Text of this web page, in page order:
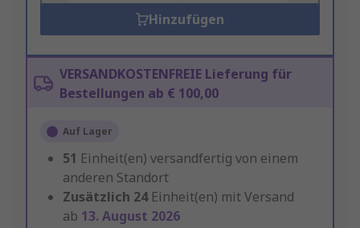
Hinzufügen
VERSANDKOSTENFREIE Lieferung für
Bestellungen ab € 100,00
Auf Lager
51 Einheit(en) versandfertig von einem
anderen Standort
Zusätzlich 24 Einheit(en) mit Versand
ab 13. August 2026